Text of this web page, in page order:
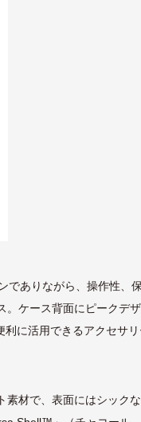
でありながら、操作性、
ケース背面にピークデ
に活用できるアクセサ
材で、表面にはシック